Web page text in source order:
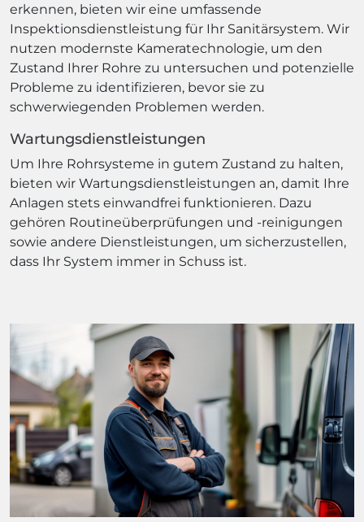
erkennen, bieten wir eine umfassende
Inspektionsdienstleistung für Ihr Sanitärsystem. Wir
nutzen modernste Kameratechnologie, um den
Zustand Ihrer Rohre zu untersuchen und potenzielle
Probleme zu identifizieren, bevor sie zu
schwerwiegenden Problemen werden.
Wartungsdienstleistungen
Um Ihre Rohrsysteme in gutem Zustand zu halten,
bieten wir Wartungsdienstleistungen an, damit Ihre
Anlagen stets einwandfrei funktionieren. Dazu
gehören Routineüberprüfungen und -reinigungen
sowie andere Dienstleistungen, um sicherzustellen,
dass Ihr System immer in Schuss ist.